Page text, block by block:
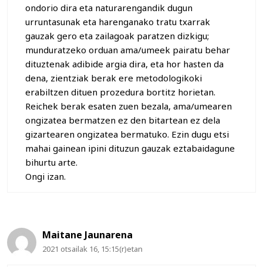
ondorio dira eta naturarengandik dugun
urruntasunak eta harenganako tratu txarrak
gauzak gero eta zailagoak paratzen dizkigu;
munduratzeko orduan ama/umeek pairatu behar
dituztenak adibide argia dira, eta hor hasten da
dena, zientziak berak ere metodologikoki
erabiltzen dituen prozedura bortitz horietan.
Reichek berak esaten zuen bezala, ama/umearen
ongizatea bermatzen ez den bitartean ez dela
gizartearen ongizatea bermatuko. Ezin dugu etsi
mahai gainean ipini dituzun gauzak eztabaidagune
bihurtu arte.
Ongi izan.
Maitane Jaunarena
2021 otsailak 16, 15:15(r)etan